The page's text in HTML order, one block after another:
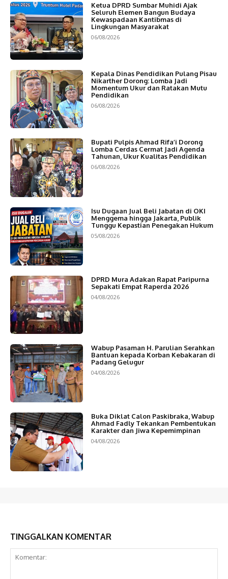
Ketua DPRD Sumbar Muhidi Ajak
Seluruh Elemen Bangun Budaya
Kewaspadaan Kantibmas di
Lingkungan Masyarakat
06/08/2026
Kepala Dinas Pendidikan Pulang Pisau
Nikarther Dorong: Lomba Jadi
Momentum Ukur dan Ratakan Mutu
Pendidikan
06/08/2026
Bupati Pulpis Ahmad Rifa’i Dorong
Lomba Cerdas Cermat Jadi Agenda
Tahunan, Ukur Kualitas Pendidikan
06/08/2026
Isu Dugaan Jual Beli Jabatan di OKI
Menggema hingga Jakarta, Publik
Tunggu Kepastian Penegakan Hukum
05/08/2026
DPRD Mura Adakan Rapat Paripurna
Sepakati Empat Raperda 2026
04/08/2026
Wabup Pasaman H. Parulian Serahkan
Bantuan kepada Korban Kebakaran di
Padang Gelugur
04/08/2026
Buka Diklat Calon Paskibraka, Wabup
Ahmad Fadly Tekankan Pembentukan
Karakter dan Jiwa Kepemimpinan
04/08/2026
TINGGALKAN KOMENTAR